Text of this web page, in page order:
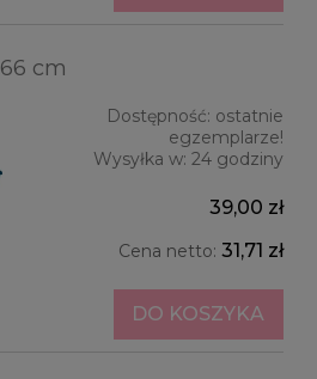
cm
Dostępność: ostatnie
egzemplarze!
Wysyłka w: 24 godziny
39,00 zł
Cena netto: 31,71 zł
DO KOSZYKA